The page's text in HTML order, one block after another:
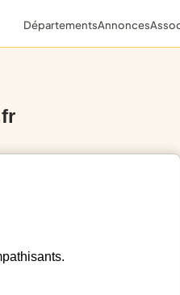
DépartementsAnnonces